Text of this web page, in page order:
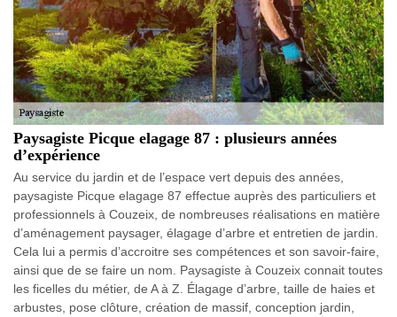
Paysagiste Picque elagage 87 : plusieurs années
d’expérience
Au service du jardin et de l’espace vert depuis des années,
paysagiste Picque elagage 87 effectue auprès des particuliers et
professionnels à Couzeix, de nombreuses réalisations en matière
d’aménagement paysager, élagage d’arbre et entretien de jardin.
Cela lui a permis d’accroitre ses compétences et son savoir-faire,
ainsi que de se faire un nom. Paysagiste à Couzeix connait toutes
les ficelles du métier, de A à Z. Élagage d’arbre, taille de haies et
arbustes, pose clôture, création de massif, conception jardin,